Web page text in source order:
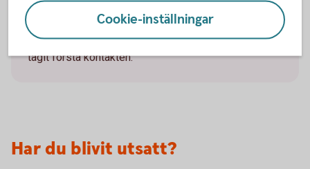
Mobilt BankID, klicka på länkar, ladda ner program,
lämna ifrån dig personliga uppgifter eller skicka
pengar. Avsluta konversationen om du inte själv först
tagit första kontakten.
Har du blivit utsatt?
Cookie-inställningar